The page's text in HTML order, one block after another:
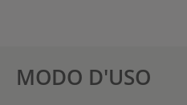
MODO D'USO